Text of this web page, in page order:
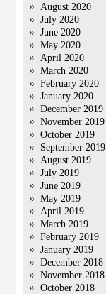
August 2020
July 2020
June 2020
May 2020
April 2020
March 2020
February 2020
January 2020
December 2019
November 2019
October 2019
September 2019
August 2019
July 2019
June 2019
May 2019
April 2019
March 2019
February 2019
January 2019
December 2018
November 2018
October 2018